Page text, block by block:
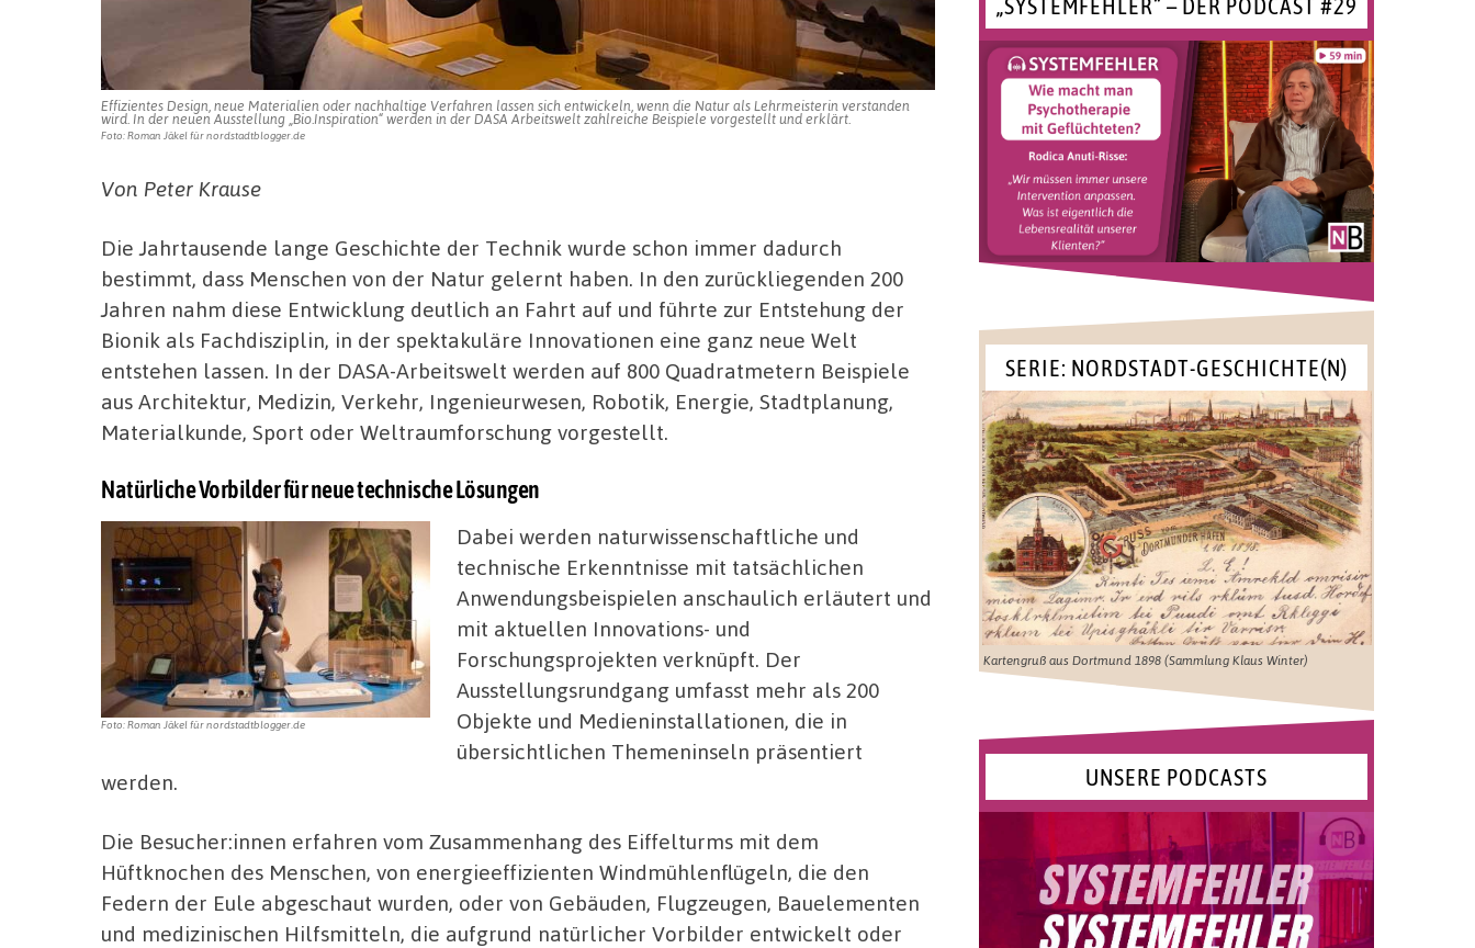
Effizientes Design, neue Materialien oder nachhaltige Verfahren lassen sich entwickeln, wenn die Natur als Lehrmeisterin verstanden
wird. In der neuen Ausstellung „Bio.Inspiration“ werden in der DASA Arbeitswelt zahlreiche Beispiele vorgestellt und erklärt.
Foto: Roman Jäkel für nordstadtblogger.de
Von Peter Krause
Die Jahrtausende lange Geschichte der Technik wurde schon immer dadurch
bestimmt, dass Menschen von der Natur gelernt haben. In den zurückliegenden 200
Jahren nahm diese Entwicklung deutlich an Fahrt auf und führte zur Entstehung der
Bionik als Fachdisziplin, in der spektakuläre Innovationen eine ganz neue Welt
entstehen lassen. In der DASA-Arbeitswelt werden auf 800 Quadratmetern Beispiele
aus Architektur, Medizin, Verkehr, Ingenieurwesen, Robotik, Energie, Stadtplanung,
Materialkunde, Sport oder Weltraumforschung vorgestellt.
Natürliche Vorbilder für neue technische Lösungen
Foto: Roman Jäkel für nordstadtblogger.de
Dabei werden naturwissenschaftliche und
technische Erkenntnisse mit tatsächlichen
Anwendungsbeispielen anschaulich erläutert und
mit aktuellen Innovations- und
Forschungsprojekten verknüpft. Der
Ausstellungsrundgang umfasst mehr als 200
Objekte und Medieninstallationen, die in
übersichtlichen Themeninseln präsentiert
werden.
Die Besucher:innen erfahren vom Zusammenhang des Eiffelturms mit dem
Hüftknochen des Menschen, von energieeffizienten Windmühlenflügeln, die den
Federn der Eule abgeschaut wurden, oder von Gebäuden, Flugzeugen, Bauelementen
und medizinischen Hilfsmitteln, die aufgrund natürlicher Vorbilder entwickelt oder
„SYSTEMFEHLER“ – DER PODCAST #29
SERIE: NORDSTADT-GESCHICHTE(N)
Kartengruß aus Dortmund 1898 (Sammlung Klaus Winter)
UNSERE PODCASTS